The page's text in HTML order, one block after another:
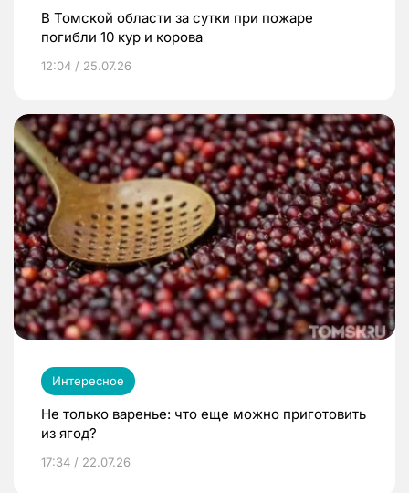
В Томской области за сутки при пожаре
погибли 10 кур и корова
12:04 / 25.07.26
Интересное
Не только варенье: что еще можно приготовить
из ягод?
17:34 / 22.07.26